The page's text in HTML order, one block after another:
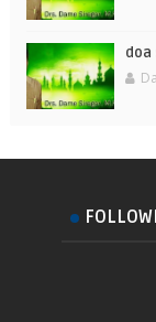
doa